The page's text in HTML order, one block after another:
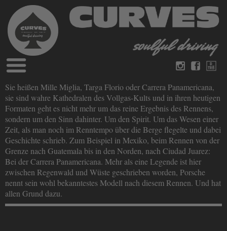
Blog
Magazine
Bücher
Videos
Deutsch Englisch
über Curves
Impressum
Datenschutz
Kontakt
Sie heißen Mille Miglia, Targa Florio oder Carrera Panamericana,
sie sind wahre Kathedralen des Vollgas-Kults und in ihren heutigen
Formaten geht es nicht mehr um das reine Ergebnis des Rennens,
sondern um den Sinn dahinter. Um den Spirit. Um das Wesen einer
Zeit, als man noch im Renntempo über die Berge flegelte und dabei
Geschichte schrieb. Zum Beispiel in Mexiko, beim Rennen von der
Grenze nach Guatemala bis in den Norden, nach Ciudad Juarez:
Bei der Carrera Panamericana. Mehr als eine Legende ist hier
zwischen Regenwald und Wüste geschrieben worden, Porsche
nennt sein wohl bekanntestes Modell nach diesem Rennen. Und hat
allen Grund dazu.